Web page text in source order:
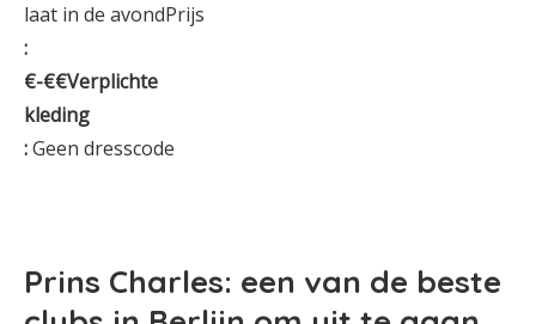
laat in de avondPrijs
:
€-€€Verplichte
kleding
:Geen dresscode
Prins Charles: een van de beste